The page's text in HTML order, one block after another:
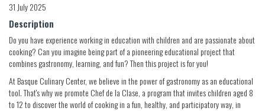
31 July 2025
Description
Do you have experience working in education with children and are passionate about
cooking? Can you imagine being part of a pioneering educational project that
combines gastronomy, learning, and fun? Then this project is for you!
At Basque Culinary Center, we believe in the power of gastronomy as an educational
tool. That's why we promote Chef de la Clase, a program that invites children aged 8
to 12 to discover the world of cooking in a fun, healthy, and participatory way, in